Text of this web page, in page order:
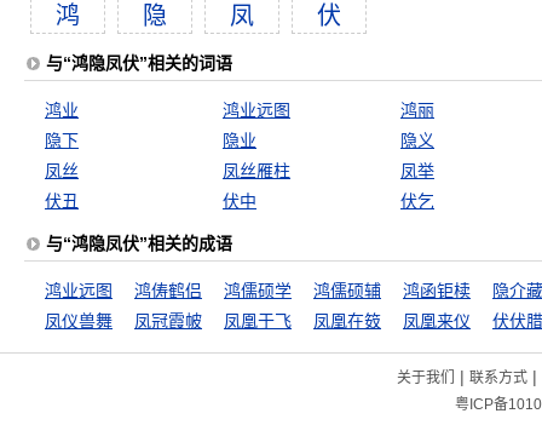
鸿 隐 凤 伏
与“鸿隐凤伏”相关的词语
鸿业 鸿业远图
鸿丽
隐下
隐业
隐义
凤丝
凤丝雁柱
凤举
伏丑
伏中 伏乞
与“鸿隐凤伏”相关的成语
鸿业远图 鸿俦鹤侣 鸿儒硕学 鸿儒硕辅 鸿函钜椟
隐介
凤仪兽舞
凤冠霞帔 凤凰于飞 凤凰在笯 凤凰来仪 伏伏
关于我们 | 联系方式|
粤ICP备